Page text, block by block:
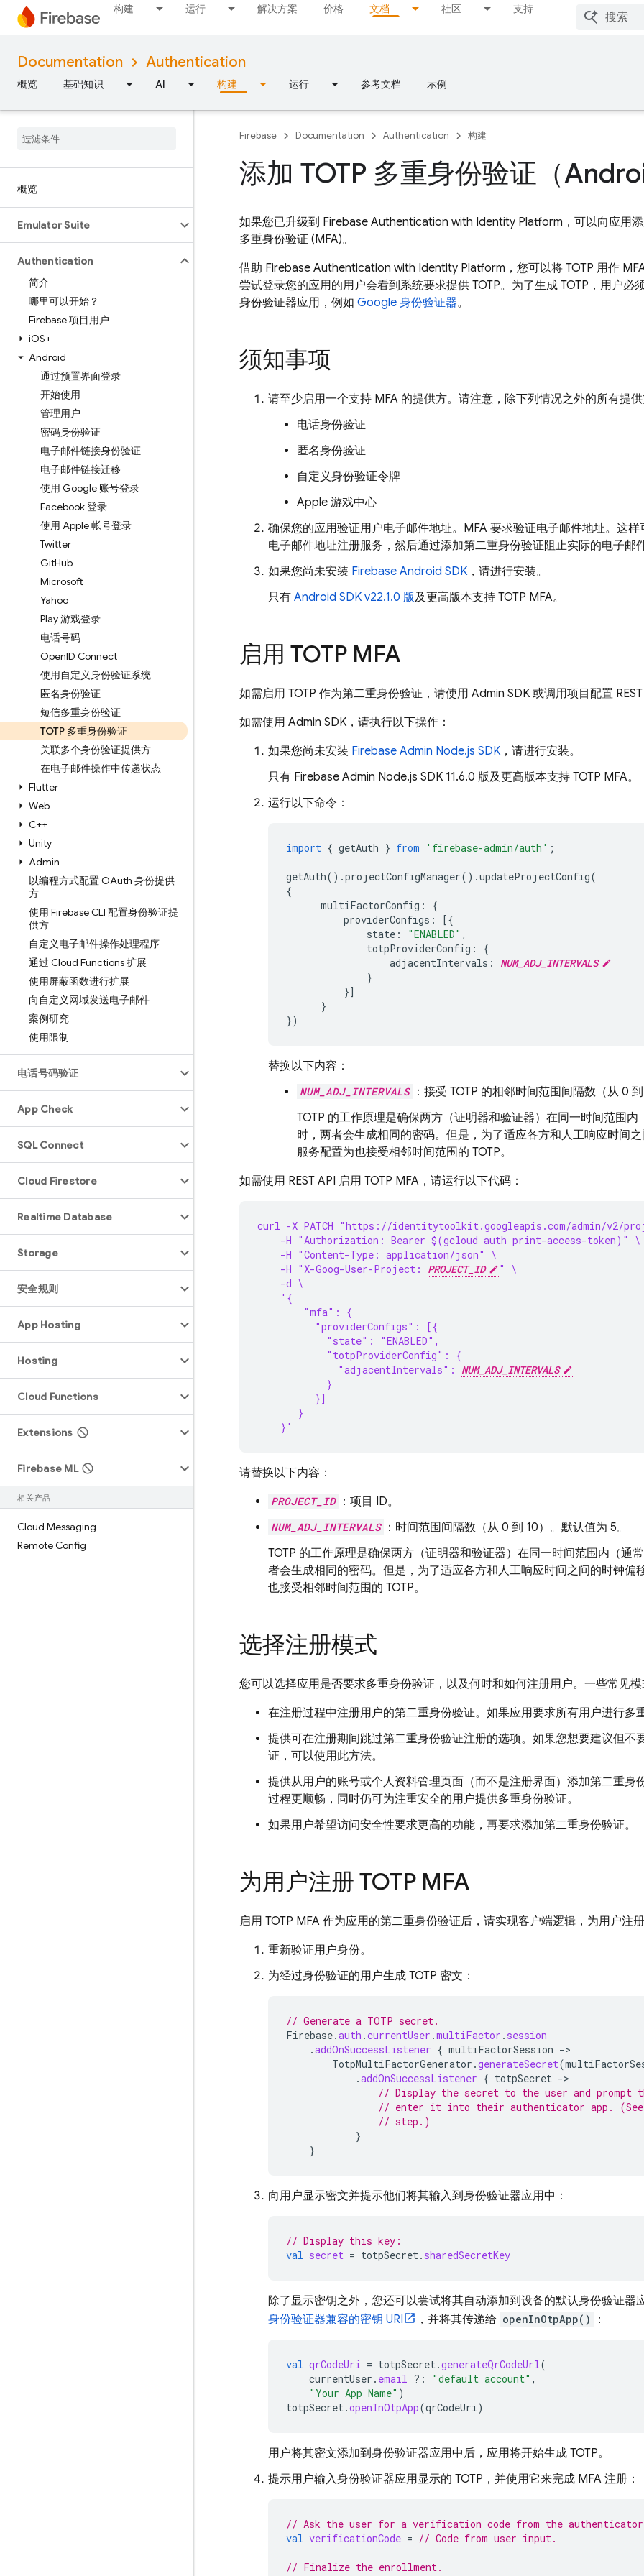
构建 运行 解决方案 价格 文档 社区 支持
Documentation Authentication
概览 基础知识 AI 构建 运行 参考文档 示例
概览
Emulator Suite
Authentication
简介
哪里可以开始？
Firebase 项目用户
iOS+
Android
通过预置界面登录
开始使用
管理用户
密码身份验证
电子邮件链接身份验证
电子邮件链接迁移
使用 Google 账号登录
Facebook 登录
使用 Apple 帐号登录
Twitter
GitHub
Microsoft
Yahoo
Play 游戏登录
电话号码
OpenID Connect
使用自定义身份验证系统
匿名身份验证
短信多重身份验证
TOTP 多重身份验证
关联多个身份验证提供方
在电子邮件操作中传递状态
Flutter
Web
C++
Unity
Admin
以编程方式配置 OAuth 身份提供
方
使用 Firebase CLI 配置身份验证提
供方
自定义电子邮件操作处理程序
通过 Cloud Functions 扩展
使用屏蔽函数进行扩展
向自定义网域发送电子邮件
案例研究
使用限制
电话号码验证
App Check
SQL Connect
Cloud Firestore
Realtime Database
Storage
安全规则
App Hosting
Hosting
Cloud Functions
Extensions
Firebase ML
相关产品
Cloud Messaging
Remote Config
Firebase Documentation Authentication 构建
添加 TOTP 多重身份验证（
如果您已升级到 Firebase Authentication with Identity Platform ，可以向应用
多重身份验证 (MFA)。
借助 Firebase Authentication with Identity Platform ，您可以将 TOTP 用作
尝试登录您的应用的用户会看到系统要求提供 TOTP。为了生成 TOTP，用户必
身份验证器应用，例如 Google 身份验证器。
须知事项
请至少启用一个支持 MFA 的提供方。请注意，除下列情况之外的所有提
电话身份验证
匿名身份验证
自定义身份验证令牌
Apple 游戏中心
确保您的应用验证用户电子邮件地址。MFA 要求验证电子邮件地址。这
电子邮件地址注册服务，然后通过添加第二重身份验证阻止实际的电子邮
如果您尚未安装 Firebase Android SDK ，请进行安装。
只有 Android SDK v22.1.0 版及更高版本支持 TOTP MFA。
启用 TOTP MFA
如需启用 TOTP 作为第二重身份验证，请使用 Admin SDK 或调用项目配置
如需使用 Admin SDK ，请执行以下操作：
如果您尚未安装 Firebase Admin Node.js SDK ，请进行安装。
只有 Firebase Admin Node.js SDK 11.6.0 版及更高版本支持 TOTP MFA。
运行以下命令：
import { getAuth } from 'firebase-admin/auth' ;
getAuth().projectConfigManager().updateProjectConfig(
{
multiFactorConfig :
{
providerConfigs :
[{
state : "ENABLED" ,
totpProviderConfig :
{
adjacentIntervals :
NUM_ADJ_INTERVALS
}
}]
}
})
替换以下内容：
NUM_ADJ_INTERVALS ：接受 TOTP 的相邻时间范围间隔数（从 0
TOTP 的工作原理是确保两方（证明器和验证器）在同一时间范围
时，两者会生成相同的密码。但是，为了适应各方和人工响应时间
服务配置为也接受相邻时间范围的 TOTP。
如需使用 REST API 启用 TOTP MFA，请运行以下代码：
curl -X PATCH "https://identitytoolkit.googleapis.com/admin/v2/
    -H "Authorization: Bearer $(gcloud auth print-access-token)" \
    -H "Content-Type: application/json" \
    -H "X-Goog-User-Project:
PROJECT_ID
" \
    -d \
    '{
        "mfa": {
          "providerConfigs": [{
            "state": "ENABLED",
            "totpProviderConfig": {
              "adjacentIntervals":
NUM_ADJ_INTERVALS
            }
          }]
       }
    }'
请替换以下内容：
PROJECT_ID ：项目 ID。
NUM_ADJ_INTERVALS ：时间范围间隔数（从 0 到 10）。默认值为 5。
TOTP 的工作原理是确保两方（证明器和验证器）在同一时间范围内（通
者会生成相同的密码。但是，为了适应各方和人工响应时间之间的时钟偏
也接受相邻时间范围的 TOTP。
选择注册模式
您可以选择应用是否要求多重身份验证，以及何时和如何注册用户。一些常见
在注册过程中注册用户的第二重身份验证。如果应用要求所有用户进行多
提供可在注册期间跳过第二重身份验证注册的选项。如果您想要建议但不
证，可以使用此方法。
提供从用户的账号或个人资料管理页面（而不是注册界面）添加第二重身
过程更顺畅，同时仍可为注重安全的用户提供多重身份验证。
如果用户希望访问安全性要求更高的功能，再要求添加第二重身份验证。
为用户注册 TOTP MFA
启用 TOTP MFA 作为应用的第二重身份验证后，请实现客户端逻辑，为用户注
重新验证用户身份。
为经过身份验证的用户生成 TOTP 密文：
// Generate a TOTP secret.
Firebase.auth .currentUser .multiFactor . session
.addOnSuccessListener { multiFactorSession -
TotpMultiFactorGenerator .generateSecret(
.addOnSuccessListener { totpSecret -
// Display the secret to the user and prompt
// enter it into their authenticator app.
// step.)
}
}
向用户显示密文并提示他们将其输入到身份验证器应用中：
// Display this key:
val secret = totpSecret. sharedSecretKey
除了显示密钥之外，您还可以尝试将其自动添加到设备的默认身份验证器
身份验证器兼容的密钥 URI
，并将其传递给 openInOtpApp() ：
val qrCodeUri = totpSecret.generateQrCodeUrl(
currentUser . email ?: "default account" ,
"Your App Name" )
totpSecret.openInOtpApp(qrCodeUri)
用户将其密文添加到身份验证器应用中后，应用将开始生成 TOTP。
提示用户输入身份验证器应用显示的 TOTP，并使用它来完成 MFA 注册：
// Ask the user for a verification code from the
val verificationCode = // Code from user input.
// Finalize the enrollment.